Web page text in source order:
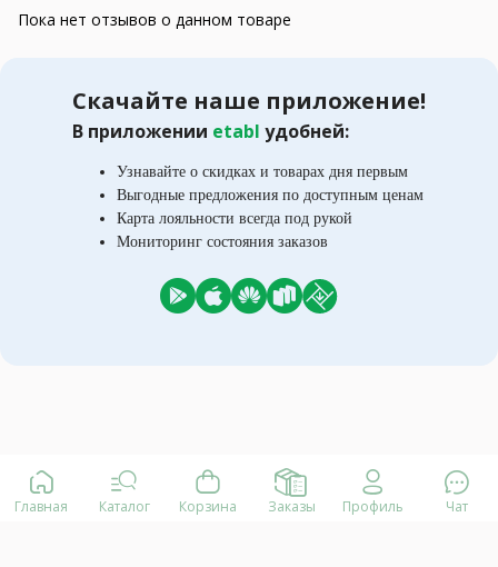
Пока нет отзывов о данном товаре
Скачайте наше приложение!
В приложении etabl удобней:
Узнавайте о скидках и товарах дня первым
Выгодные предложения по доступным ценам
Карта лояльности всегда под рукой
Мониторинг состояния заказов
Главная Каталог Корзина Заказы Профиль Чат